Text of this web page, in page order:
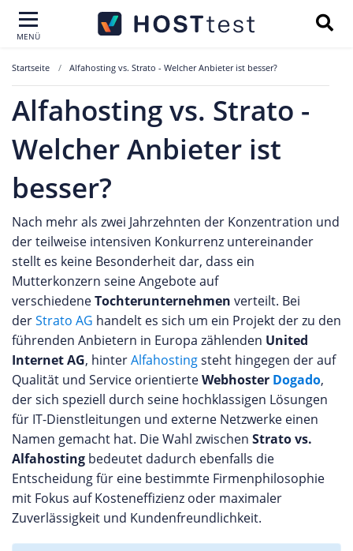
MENÜ
Startseite Alfahosting vs. Strato - Welcher Anbieter ist besser?
Alfahosting vs. Strato -
Welcher Anbieter ist
besser?
Nach mehr als zwei Jahrzehnten der Konzentration und
der teilweise intensiven Konkurrenz untereinander
stellt es keine Besonderheit dar, dass ein
Mutterkonzern seine Angebote auf
verschiedeneTochterunternehmen verteilt. Bei
derStrato AG handelt es sich um ein Projekt der zu den
führenden Anbietern in Europa zählenden United
Internet AG, hinterAlfahostingsteht hingegen der auf
Qualität und Service orientierteWebhoster Dogado,
der sich speziell durch seine hochklassigen Lösungen
für IT-Dienstleitungen und externe Netzwerke einen
Namen gemacht hat. Die Wahl zwischen Strato vs.
Alfahosting bedeutet dadurch ebenfalls die
Entscheidung für eine bestimmte Firmenphilosophie
mit Fokus auf Kosteneffizienz oder maximaler
Zuverlässigkeit und Kundenfreundlichkeit.